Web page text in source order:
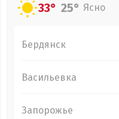
33° 25° Ясно
Бердянск
Васильевка
Запорожье